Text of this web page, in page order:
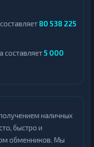
80 538 225
5 000
наличных
быстро и
обменников. Мы